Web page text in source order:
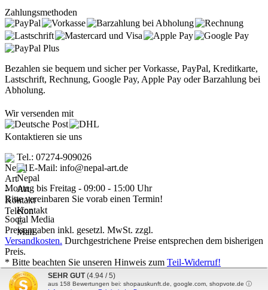
Zahlungsmethoden
Bezahlen sie bequem und sicher per Vorkasse, PayPal, Kreditkarte,
Lastschrift, Rechnung, Google Pay, Apple Pay oder Barzahlung bei
Abholung.
Wir versenden mit
Kontaktieren sie uns
Tel.: 07274-909026
E-Mail: info@nepal-art.de
Montag bis Freitag - 09:00 - 15:00 Uhr
Bitte vereinbaren Sie vorab einen Termin!
Social Media
Preisangaben inkl. gesetzl. MwSt. zzgl.
Versandkosten. Durchgestrichene Preise entsprechen dem bisherigen
Preis.
* Bitte beachten Sie unseren Hinweis zum Teil-Widerruf!
Nepal Art - Handwerkskunst vom Dach der Welt © 2026 | Template
© 2009-2026 by modified eCommerce Shopsoftware
SEHR GUT (4.94 / 5)
aus 158 Bewertungen bei: shopauskunft.de, google.com, shopvote.de ⓘ